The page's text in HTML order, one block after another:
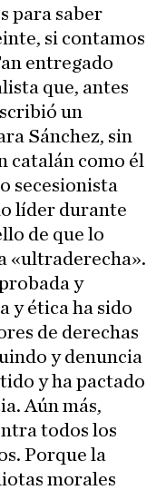
para saber
si contamos
entregado
que, antes
un
Sánchez, sin
catalán como él
secesionista
líder durante
de que lo
«ultraderecha».
y
y ética ha sido
de derechas
y denuncia
y ha pactado
Aún más,
todos los
Porque la
morales